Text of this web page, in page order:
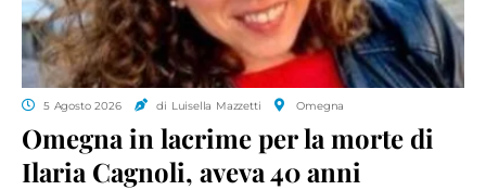
5 Agosto 2026 di Luisella Mazzetti Omegna
Omegna in lacrime per la morte di
Ilaria Cagnoli, aveva 40 anni